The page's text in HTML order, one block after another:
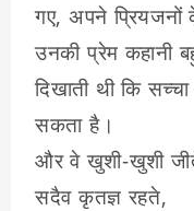
गए, अपने प्रियजनों
उनकी प्रेम कहानी
दिखाती थी कि
सकता है।
और वे खुशी-खुशी
सदैव कृतज्ञ रहते,